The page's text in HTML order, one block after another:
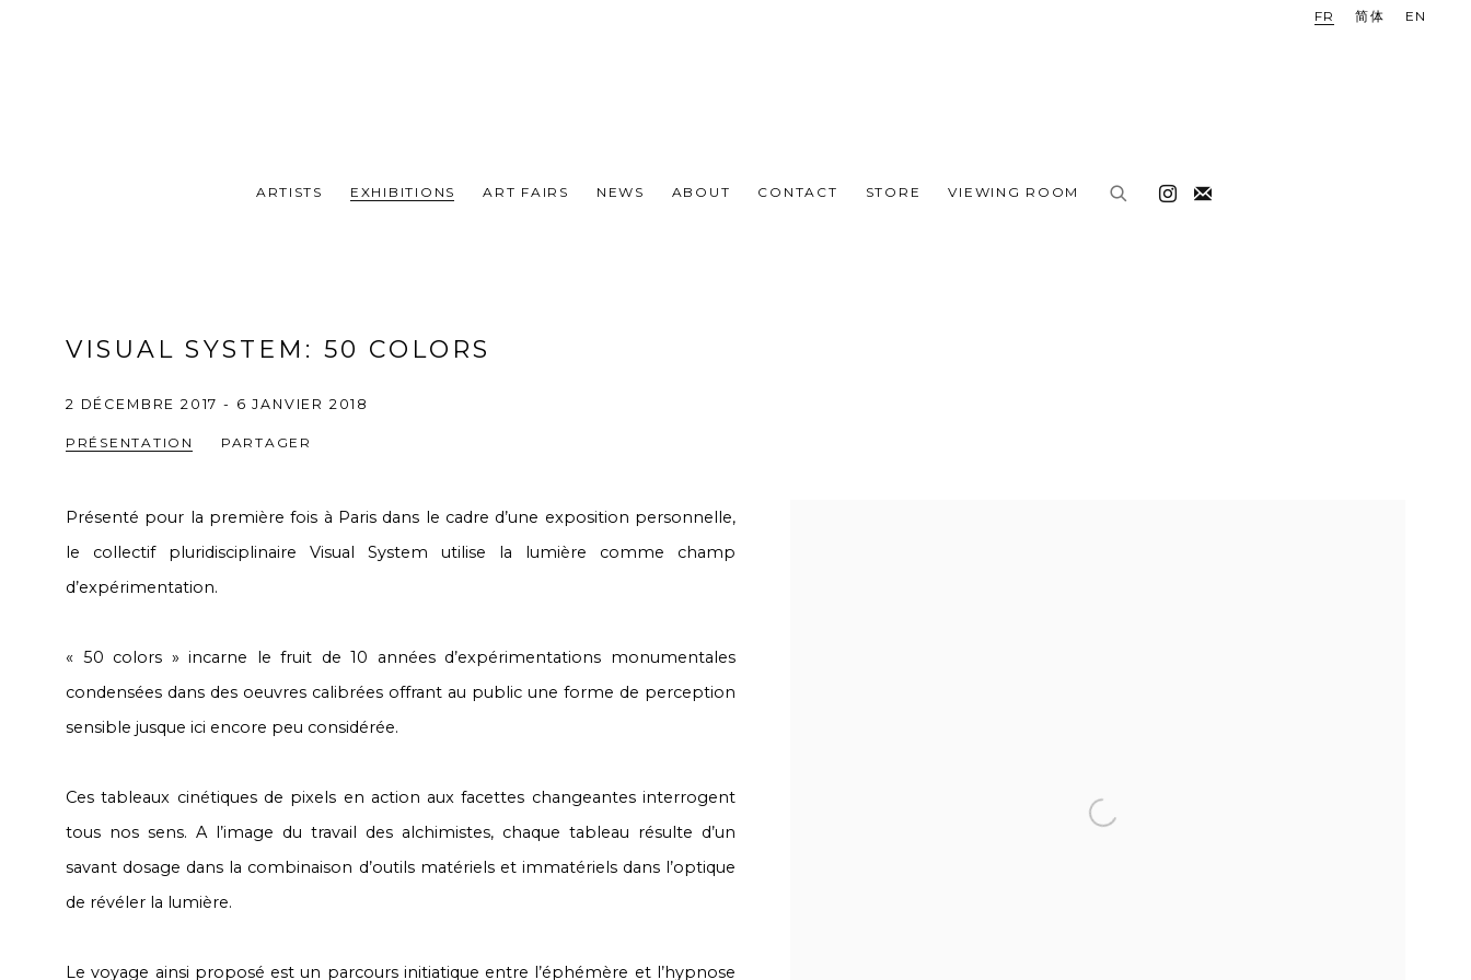
ARTISTS EXHIBITIONS ART FAIRS NEWS ABOUT CONTACT STORE VIEWING ROOM
FR 简体 EN
VISUAL SYSTEM : 50 COLORS
2 DÉCEMBRE 2017 - 6 JANVIER 2018
PRÉSENTATION PARTAGER
Présenté pour la première fois à Paris dans le cadre d’une exposition personnelle,
le collectif pluridisciplinaire Visual System utilise la lumière comme champ
d’expérimentation.
« 50 colors » incarne le fruit de 10 années d’expérimentations monumentales
condensées dans des oeuvres calibrées offrant au public une forme de perception
sensible jusque ici encore peu considérée.
Ces tableaux cinétiques de pixels en action aux facettes changeantes interrogent
tous nos sens. A l’image du travail des alchimistes, chaque tableau résulte d’un
savant dosage dans la combinaison d’outils matériels et immatériels dans l’optique
de révéler la lumière.
Le voyage ainsi proposé est un parcours initiatique entre l’éphémère et l’hypnose